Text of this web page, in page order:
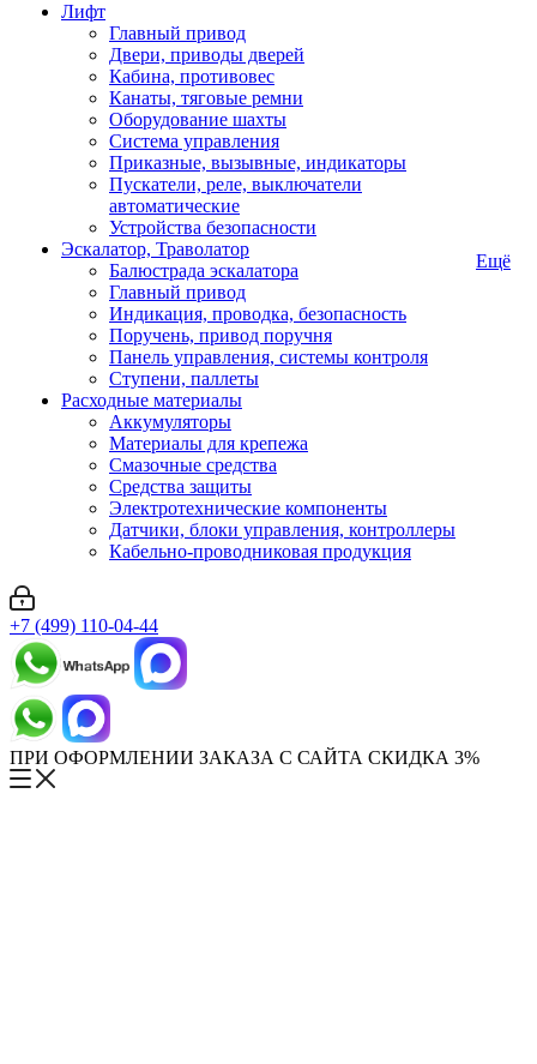
Лифт
Главный привод
Двери, приводы дверей
Кабина, противовес
Канаты, тяговые ремни
Оборудование шахты
Система управления
Приказные, вызывные, индикаторы
Пускатели, реле, выключатели
автоматические
Устройства безопасности
Эскалатор, Траволатор
Балюстрада эскалатора
Главный привод
Индикация, проводка, безопасность
Поручень, привод поручня
Панель управления, системы контроля
Ступени, паллеты
Расходные материалы
Аккумуляторы
Материалы для крепежа
Смазочные средства
Средства защиты
Электротехнические компоненты
Датчики, блоки управления, контроллеры
Кабельно-проводниковая продукция
Ещё
+7 (499) 110-04-44
ПРИ ОФОРМЛЕНИИ ЗАКАЗА С САЙТА СКИДКА 3%